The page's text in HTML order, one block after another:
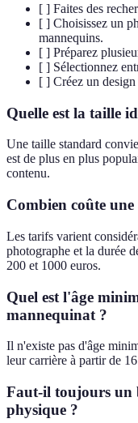
[ ] Faites des
[ ] Choisissez un
mannequins.
[ ] Préparez
[ ] Sélectionnez
[ ] Créez un
Quelle est la taille
Une taille standard
est de plus en plus
contenu.
Combien coûte une
Les tarifs varient
photographe et la durée
200 et 1000 euros.
Quel est l'âge
mannequinat ?
Il n'existe pas d'âge
leur carrière à partir de
Faut-il toujours un
physique ?